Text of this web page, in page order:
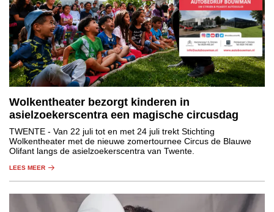
Wolkentheater bezorgt kinderen in
asielzoekerscentra een magische circusdag
TWENTE - Van 22 juli tot en met 24 juli trekt Stichting
Wolkentheater met de nieuwe zomertournee Circus de Blauwe
Olifant langs de asielzoekerscentra van Twente.
LEES MEER